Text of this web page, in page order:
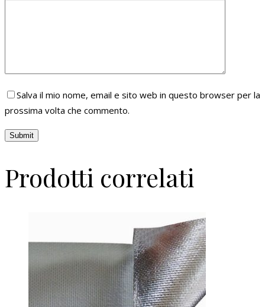
Salva il mio nome, email e sito web in questo browser per la
prossima volta che commento.
Prodotti correlati